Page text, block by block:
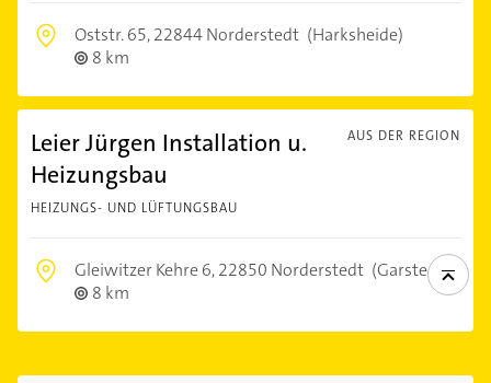
Oststr. 65,22844 Norderstedt (Harksheide)
8 km
AUS DER REGION
Leier Jürgen Installation u.
Heizungsbau
HEIZUNGS- UND LÜFTUNGSBAU
Gleiwitzer Kehre 6,22850 Norderstedt (Garstedt)
8 km